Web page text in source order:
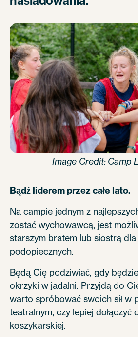
Image Credit: Camp
Bądź liderem przez całe lato.
Na campie jednym z
zostać wychowawcą, jest
starszym bratem lub siostrą
podopiecznych.
Będą Cię podziwiać, gdy
okrzyki w jadalni. Przyjdą do
warto spróbować swoich sił w
teatralnym, czy lepiej dołączyć
koszykarskiej.